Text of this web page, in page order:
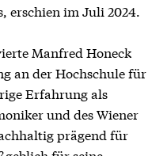
erschien im Juli 2024.
Manfred Honeck
an der Hochschule für
Erfahrung als
und des Wiener
prägend für